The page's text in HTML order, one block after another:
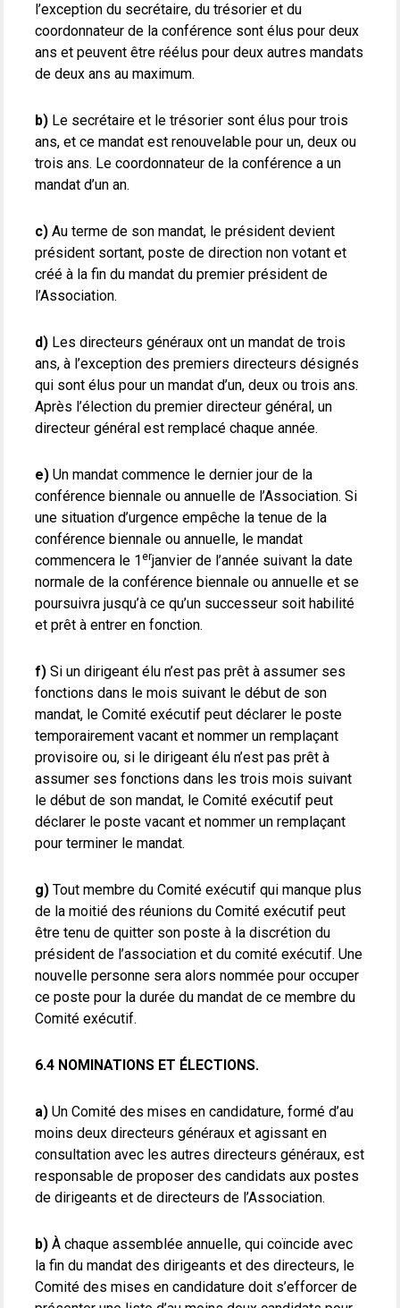
l’exception du secrétaire, du trésorier et du
coordonnateur de la conférence sont élus pour deux
ans et peuvent être réélus pour deux autres mandats
de deux ans au maximum.
b) Le secrétaire et le trésorier sont élus pour trois
ans, et ce mandat est renouvelable pour un, deux ou
trois ans. Le coordonnateur de la conférence a un
mandat d’un an.
c) Au terme de son mandat, le président devient
président sortant, poste de direction non votant et
créé à la fin du mandat du premier président de
l’Association.
d) Les directeurs généraux ont un mandat de trois
ans, à l’exception des premiers directeurs désignés
qui sont élus pour un mandat d’un, deux ou trois ans.
Après l’élection du premier directeur général, un
directeur général est remplacé chaque année.
e)Un mandat commence le dernier jour de la
conférence biennale ou annuelle de l’Association. Si
une situation d’urgence empêche la tenue de la
conférence biennale ou annuelle, le mandat
commencera le 1erjanvier de l’année suivant la date
normale de la conférence biennale ou annuelle et se
poursuivra jusqu’à ce qu’un successeur soit habilité
et prêt à entrer en fonction.
f) Si un dirigeant élu n’est pas prêt à assumer ses
fonctions dans le mois suivant le début de son
mandat, le Comité exécutif peut déclarer le poste
temporairement vacant et nommer un remplaçant
provisoire ou, si le dirigeant élu n’est pas prêt à
assumer ses fonctions dans les trois mois suivant
le début de son mandat, le Comité exécutif peut
déclarer le poste vacant et nommer un remplaçant
pour terminer le mandat.
g) Tout membre du Comité exécutif qui manque plus
de la moitié des réunions du Comité exécutif peut
être tenu de quitter son poste à la discrétion du
président de l’association et du comité exécutif. Une
nouvelle personne sera alors nommée pour occuper
ce poste pour la durée du mandat de ce membre du
Comité exécutif.
6.4 NOMINATIONS ET ÉLECTIONS.
a) Un Comité des mises en candidature, formé d’au
moins deux directeurs généraux et agissant en
consultation avec les autres directeurs généraux, est
responsable de proposer des candidats aux postes
de dirigeants et de directeurs de l’Association.
b) À chaque assemblée annuelle, qui coïncide avec
la fin du mandat des dirigeants et des directeurs, le
Comité des mises en candidature doit s’efforcer de